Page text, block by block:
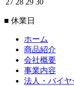
27 28 29 30
■ 休業日
ホーム
商品紹介
会社概要
事業内容
法人・バイヤ